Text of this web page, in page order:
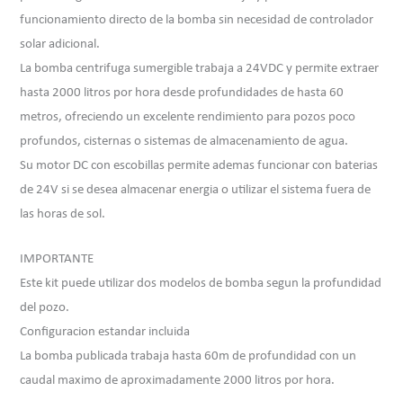
funcionamiento directo de la bomba sin necesidad de controlador
solar adicional.
La bomba centrifuga sumergible trabaja a 24VDC y permite extraer
hasta 2000 litros por hora desde profundidades de hasta 60
metros, ofreciendo un excelente rendimiento para pozos poco
profundos, cisternas o sistemas de almacenamiento de agua.
Su motor DC con escobillas permite ademas funcionar con baterias
de 24V si se desea almacenar energia o utilizar el sistema fuera de
las horas de sol.
IMPORTANTE
Este kit puede utilizar dos modelos de bomba segun la profundidad
del pozo.
Configuracion estandar incluida
La bomba publicada trabaja hasta 60m de profundidad con un
caudal maximo de aproximadamente 2000 litros por hora.